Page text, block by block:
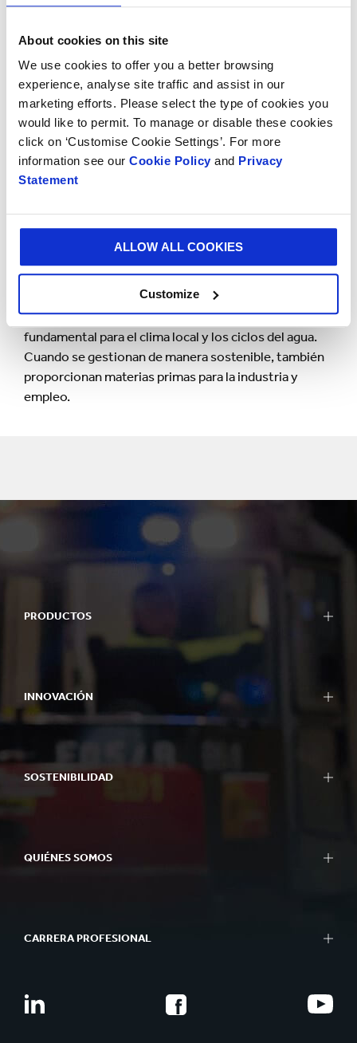
About cookies on this site
We use cookies to offer you a better browsing
experience, analyse site traffic and assist in our
marketing efforts. Please select the type of cookies you
would like to permit. To manage or disable these cookies
click on ‘Customise Cookie Settings’. For more
information see our Cookie Policy and Privacy
Statement
ALLOW ALL COOKIES
Customize
posible, colaboramos con organizaciones locales para
También cerramos el ciclo asociándonos con otros
sectores. Por ejemplo, durante el proceso de
producción de papel virgen, extraemos trementina y
aceite de tallo, que son materias primas para las
industrias química, médica y farmacéutica.
En el desarrollo de nuestros productos, trabajamos
eficiencias en las líneas de empaques de nuestros
clientes y, además, mejora la reciclabilidad de los
Losbosquesen sí mismos son un ciclo cerrado,
fundamental para el clima local y los ciclos del agua.
Cuando se gestionan de manera sostenible, también
proporcionan materias primas para la industria y
empleo.
PRODUCTOS
INNOVACIÓN
SOSTENIBILIDAD
QUIÉNES SOMOS
CARRERA PROFESIONAL